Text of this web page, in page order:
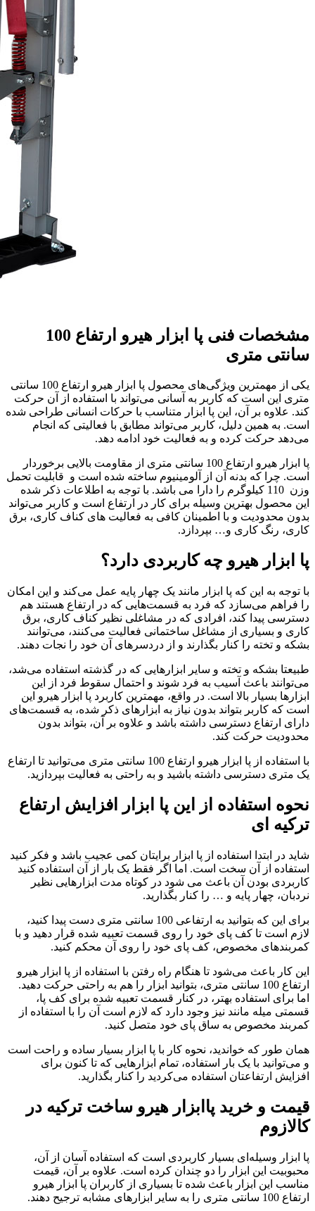
مشخصات فنی پا ابزار هیرو ارتفاع 100
سانتی متری
یکی از مهمترین ویژگی‌های محصول پا ابزار هیرو ارتفاع 100 سانتی
متری این است که کاربر به آسانی می‌تواند با استفاده از آن حرکت
کند. علاوه بر آن، این پا ابزار متناسب با حرکات انسانی طراحی شده
است. به همین دلیل، کاربر می‌تواند مطابق با فعالیتی که انجام
می‌دهد حرکت کرده و به فعالیت خود ادامه دهد.
پا ابزار هیرو ارتفاع 100 سانتی متری از مقاومت بالایی برخوردار
است. چرا که بدنه آن از آلومینیوم ساخته شده است و قابلیت تحمل
وزن 110 کیلوگرم را دارا می باشد. با توجه به اطلاعات ذکر شده
این محصول بهترین وسیله برای کار در ارتفاع است و کاربر می‌تواند
بدون محدودیت و با اطمینان کافی به فعالیت های کناف کاری، برق
کاری، رنگ کاری و… بپردازد.
پا ابزار هیرو چه کاربردی دارد؟
با توجه به این که پا ابزار مانند یک چهار پایه عمل می‌کند و این امکان
را فراهم می‌سازد که فرد به قسمت‌هایی که در ارتفاع هستند هم
دسترسی پیدا کند، افرادی که در مشاغلی نظیر کناف کاری، برق
کاری و بسیاری از مشاغل ساختمانی فعالیت می‌کنند، می‌توانند
بشکه و تخته را کنار بگذارند و از دردسرهای آن خود را نجات دهند.
طبیعتا بشکه و تخته و سایر ابزارهایی که در گذشته استفاده می‌شد،
می‌توانند باعث آسیب به فرد شوند و احتمال سقوط فرد از این
ابزارها بسیار بالا است. در واقع، مهمترین کاربرد پا ابزار هیرو این
است که کاربر بتواند بدون نیاز به ابزارهای ذکر شده، به قسمت‌های
دارای ارتفاع دسترسی داشته باشد و علاوه بر آن، بتواند بدون
محدودیت حرکت کند.
با استفاده از پا ابزار هیرو ارتفاع 100 سانتی متری می‌توانید تا ارتفاع
یک متری دسترسی داشته باشید و به راحتی به فعالیت بپردازید.
نحوه استفاده از این پا ابزار افزایش ارتفاع
ترکیه ای
شاید در ابتدا استفاده از پا ابزار برایتان کمی عجیب باشد و فکر کنید
استفاده از آن سخت است. اما اگر فقط یک بار از آن استفاده کنید
کاربردی بودن آن باعث می شود در کوتاه مدت ابزارهایی نظیر
نردبان، چهار پایه و … را کنار بگذارید.
برای این که بتوانید به ارتفاعی 100 سانتی متری دست پیدا کنید،
لازم است تا کف پای خود را روی قسمت تعبیه شده قرار دهید و با
کمربندهای مخصوص، کف پای خود را روی آن محکم کنید.
این کار باعث می‌شود تا هنگام راه رفتن با استفاده از پا ابزار هیرو
ارتفاع 100 سانتی متری، بتوانید ابزار را هم به راحتی حرکت دهید.
اما برای استفاده بهتر، در کنار قسمت تعبیه شده برای کف پا،
قسمتی میله مانند نیز وجود دارد که لازم است آن را با استفاده از
کمربند مخصوص به ساق پای خود متصل کنید‌.
همان طور که خواندید، نحوه کار با پا ابزار بسیار ساده و راحت است
و می‌توانید با یک بار استفاده، تمام ابزارهایی که تا کنون برای
افزایش ارتفاعتان استفاده می‌کردید را کنار بگذارید.
قیمت و خرید پاابزار هیرو ساخت ترکیه در
کالازوم
پا ابزار وسیله‌ای بسیار کاربردی است که استفاده آسان از آن،
محبوبیت این ابزار را دو چندان کرده است. علاوه بر آن، قیمت
مناسب این ابزار باعث شده تا بسیاری از کاربران پا ابزار هیرو
ارتفاع 100 سانتی متری را به سایر ابزارهای مشابه ترجیح دهند.